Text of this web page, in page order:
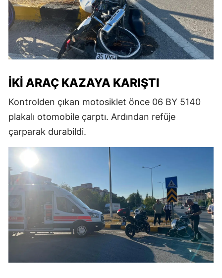
İKI ARAÇ KAZAYA KARIŞTI
Kontrolden çıkan motosiklet önce 06 BY 5140
plakalı otomobile çarptı. Ardından refüje
çarparak durabildi.